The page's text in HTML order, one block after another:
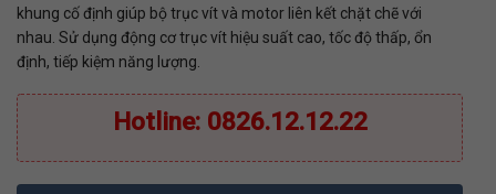
khung cố định giúp bộ trục vít và motor liên kết chặt chẽ với
nhau. Sử dụng động cơ trục vít hiệu suất cao, tốc độ thấp, ổn
định, tiếp kiệm năng lượng.
Hotline: 0826.12.12.22